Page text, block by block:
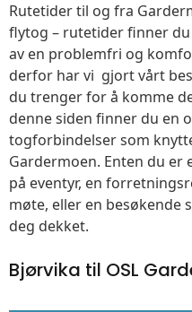
Rutetider til og fra
flytog – rutetider finner
av en problemfri og
derfor har vi gjort vårt
du trenger for å komme
denne siden finner du en
togforbindelser som
Gardermoen. Enten du er
på eventyr, en
møte, eller en besøkende
deg dekket.
Bjørvika til OSL